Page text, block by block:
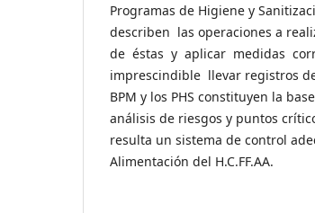
Programas de Higiene y
describen las operaciones a
de éstas y aplicar medidas
imprescindible llevar registros
BPM y los PHS constituyen la
análisis de riesgos y puntos
resulta un sistema de control
Alimentación del H.C.FF.AA.